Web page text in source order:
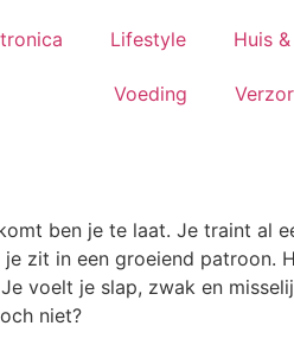
Lifestyle Huis
Voeding
ben je te laat. Je traint al
zit in een groeiend patroon.
voelt je slap, zwak en
niet?